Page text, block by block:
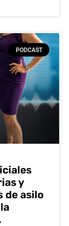
PODCAST
y
de asilo